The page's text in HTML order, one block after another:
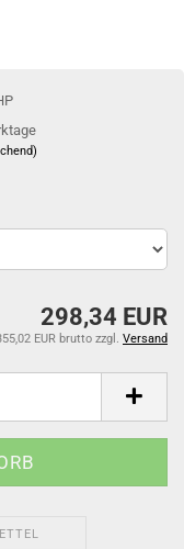
298,34 EUR
EUR brutto zzgl. Versand